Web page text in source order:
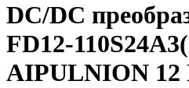
DC/DC
FD12-
AIPULNION 12